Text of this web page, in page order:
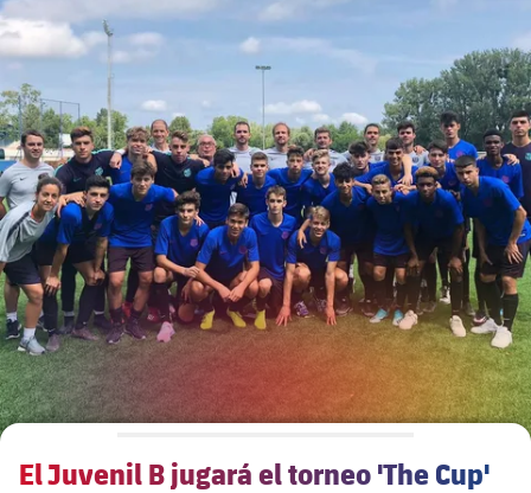
plusicon
más
Junta Directiva
Estructura ejecutiva
chevron-right
label.aria.chevronright
plusicon
más
Barça Academy
Más que un club
plusicon
más
Década a década
El Juvenil B jugará el torneo 'The Cup'